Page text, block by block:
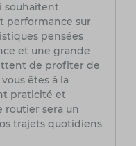
souhaitent
performance sur
pensées
et une grande
de profiter de
êtes à la
praticité et
routier sera un
trajets quotidiens